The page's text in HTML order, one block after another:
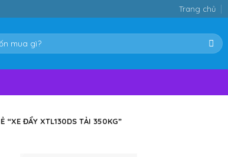
Trang chủ
“XE ĐẨY XTL130DS TẢI 350KG”